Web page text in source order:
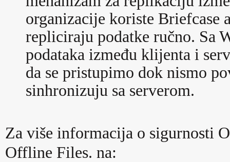
organizacije koriste
repliciraju podatke ručno. Sa
podataka između klijenta i
da se pristupimo dok nismo
sinhronizuju sa serverom.
Za više informacija o sigurnosti
Offline Files. na: